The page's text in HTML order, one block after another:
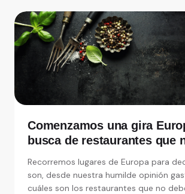
Comenzamos una gira
busca de restaurantes que
Recorremos lugares de Europa para
son, desde nuestra humilde opinión
cuáles son los restaurantes que no